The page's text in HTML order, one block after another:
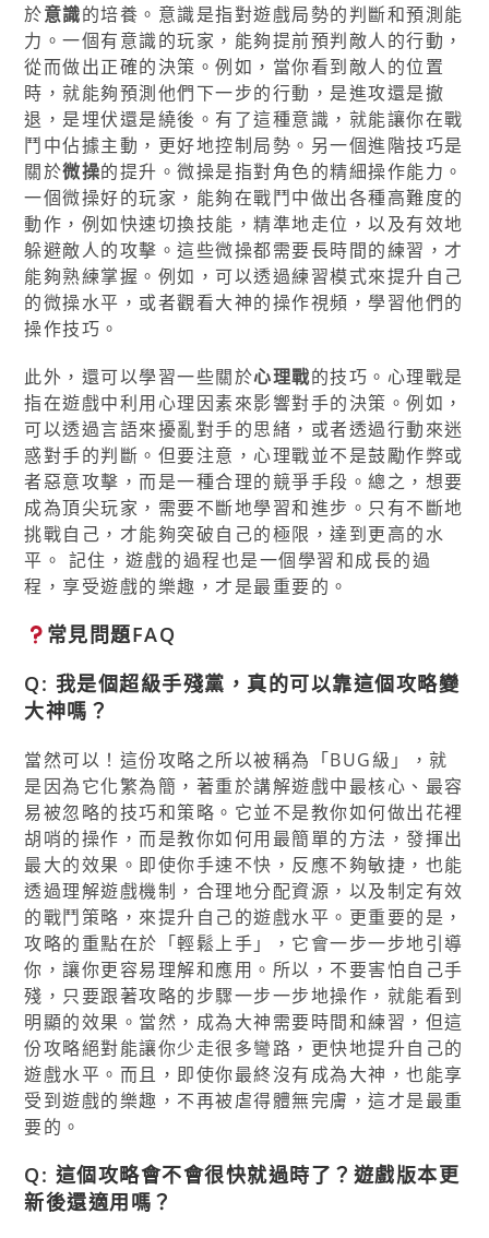
於意識的培養。意識是指對遊戲局勢的判斷和預測能
力。一個有意識的玩家，能夠提前預判敵人的行動，
從而做出正確的決策。例如，當你看到敵人的位置
時，就能夠預測他們下一步的行動，是進攻還是撤
退，是埋伏還是繞後。有了這種意識，就能讓你在戰
鬥中佔據主動，更好地控制局勢。另一個進階技巧是
關於微操的提升。微操是指對角色的精細操作能力。
一個微操好的玩家，能夠在戰鬥中做出各種高難度的
動作，例如快速切換技能，精準地走位，以及有效地
躲避敵人的攻擊。這些微操都需要長時間的練習，才
能夠熟練掌握。例如，可以透過練習模式來提升自己
的微操水平，或者觀看大神的操作視頻，學習他們的
操作技巧。
此外，還可以學習一些關於心理戰的技巧。心理戰是
指在遊戲中利用心理因素來影響對手的決策。例如，
可以透過言語來擾亂對手的思緒，或者透過行動來迷
惑對手的判斷。但要注意，心理戰並不是鼓勵作弊或
者惡意攻擊，而是一種合理的競爭手段。總之，想要
成為頂尖玩家，需要不斷地學習和進步。只有不斷地
挑戰自己，才能夠突破自己的極限，達到更高的水
平。 記住，遊戲的過程也是一個學習和成長的過
程，享受遊戲的樂趣，才是最重要的。
常見問題FAQ
Q: 我是個超級手殘黨，真的可以靠這個攻略變
大神嗎？
當然可以！這份攻略之所以被稱為「BUG級」，就
是因為它化繁為簡，著重於講解遊戲中最核心、最容
易被忽略的技巧和策略。它並不是教你如何做出花裡
胡哨的操作，而是教你如何用最簡單的方法，發揮出
最大的效果。即使你手速不快，反應不夠敏捷，也能
透過理解遊戲機制，合理地分配資源，以及制定有效
的戰鬥策略，來提升自己的遊戲水平。更重要的是，
攻略的重點在於「輕鬆上手」，它會一步一步地引導
你，讓你更容易理解和應用。所以，不要害怕自己手
殘，只要跟著攻略的步驟一步一步地操作，就能看到
明顯的效果。當然，成為大神需要時間和練習，但這
份攻略絕對能讓你少走很多彎路，更快地提升自己的
遊戲水平。而且，即使你最終沒有成為大神，也能享
受到遊戲的樂趣，不再被虐得體無完膚，這才是最重
要的。
Q: 這個攻略會不會很快就過時了？遊戲版本更
新後還適用嗎？